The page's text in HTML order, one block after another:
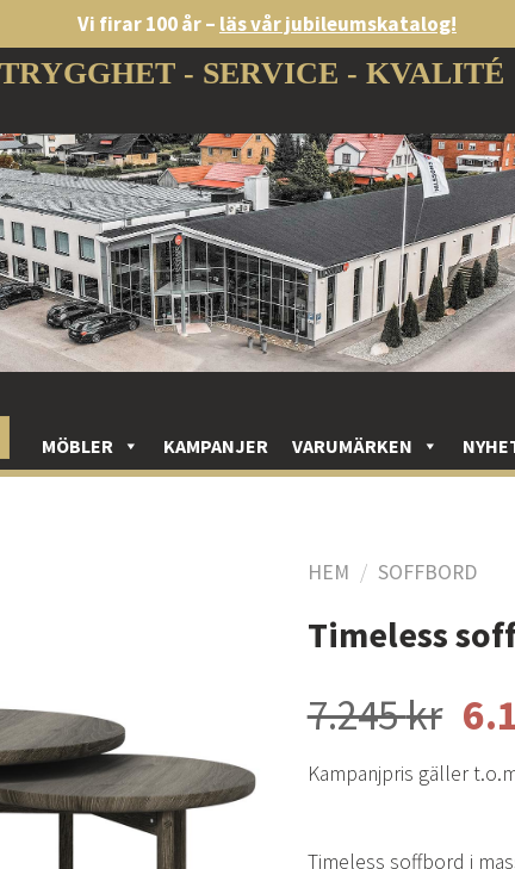
Vi firar 100 år – läs vår jubileumskatalog!
TRYGGHET - SERVICE - KVALITÉ
MÖBLER KAMPANJER VARUMÄRKEN
HEM / SOFFBORD
Timeless
7.245kr
Kampanjpris gäller
Timeless soffbord i